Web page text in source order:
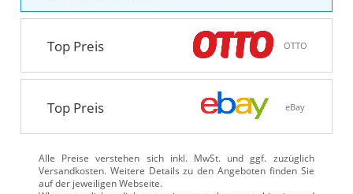
Top Preis OTTO
Top Preis eBay
Alle Preise verstehen sich inkl. MwSt. und ggf. zuzüglich
Versandkosten. Weitere Details zu den Angeboten finden Sie
auf der jeweiligen Webseite.